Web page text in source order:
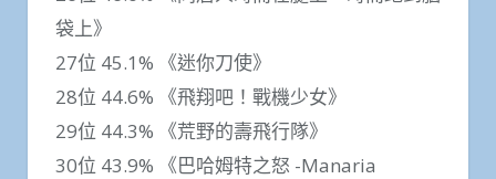
袋上》
27位 45.1% 《迷你刀使》
28位 44.6% 《飛翔吧！戰機少女》
29位 44.3% 《荒野的壽飛行隊》
30位 43.9% 《巴哈姆特之怒 -Manaria